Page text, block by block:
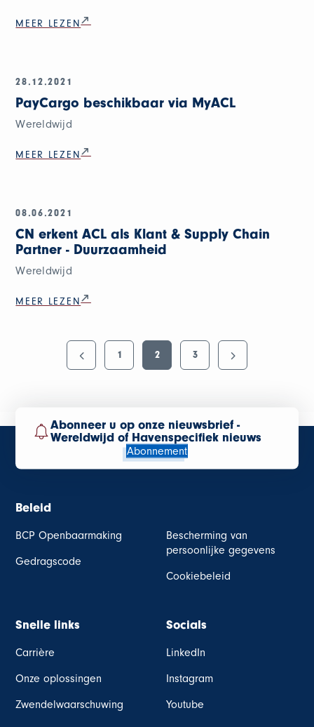
MEER LEZEN
28.12.2021
PayCargo beschikbaar via MyACL
Wereldwijd
MEER LEZEN
08.06.2021
CN erkent ACL als Klant & Supply Chain
Partner - Duurzaamheid
Wereldwijd
MEER LEZEN
1 2 3
Abonneer u op onze nieuwsbrief -
Wereldwijd of Havenspecifiek nieuws
Abonnement
Snelle links
Carrière
Onze oplossingen
Zwendelwaarschuwing
Beleid
BCP Openbaarmaking
Gedragscode
Bescherming van
persoonlijke gegevens
Cookiebeleid
Socials
LinkedIn
Instagram
Youtube